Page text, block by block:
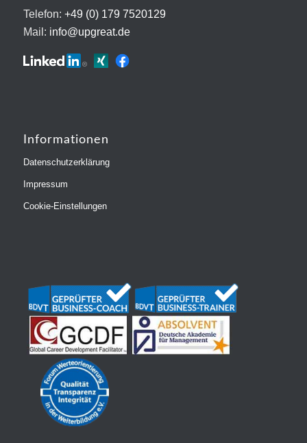
Telefon: +49 (0) 179 7520129
Mail: info@upgreat.de
Informationen
Datenschutzerklärung
Impressum
Cookie-Einstellungen